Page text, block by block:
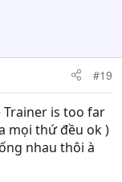
#19
Trainer is too far
mọi thứ đều ok )
nhau thôi à